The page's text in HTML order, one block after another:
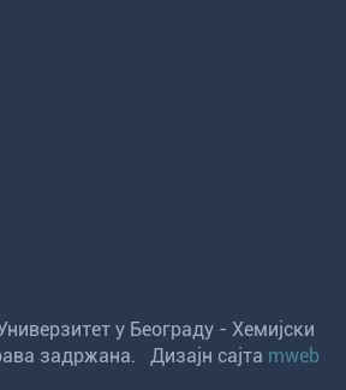
у Београду - Хемијски
задржана. Дизајн сајта mweb